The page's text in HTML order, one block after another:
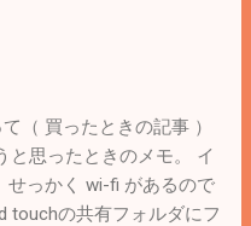
（ 買ったときの記事 ）
と思ったときのメモ。 イ
せっかく wi-fi があるので
touchの共有フォルダにフ